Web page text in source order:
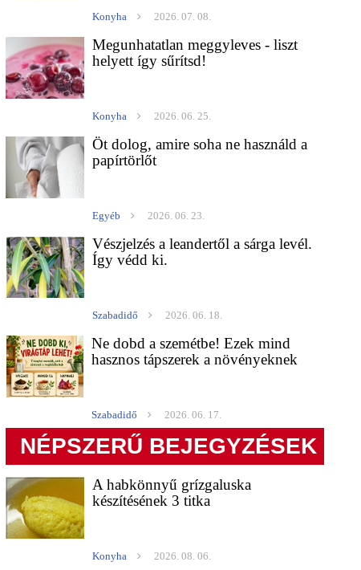
Konyha 2026. 07. 08.
Megunhatatlan meggyleves - liszt
helyett így sűrítsd!
Konyha 2026. 06. 25.
Öt dolog, amire soha ne használd a
papírtörlőt
Egyéb 2026. 06. 23.
Vészjelzés a leandertől a sárga levél.
Így védd ki.
Szabadidő 2026. 06. 18.
Ne dobd a szemétbe! Ezek mind
hasznos tápszerek a növényeknek
Szabadidő 2026. 06. 17.
NÉPSZERŰ BEJEGYZÉSEK
A habkönnyű grízgaluska
készítésének 3 titka
Konyha 2026. 08. 06.